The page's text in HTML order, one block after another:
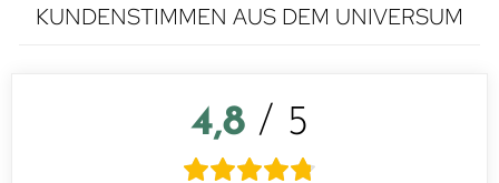
KUNDENSTIMMEN AUS DEM UNIVERSUM
4,8 / 5